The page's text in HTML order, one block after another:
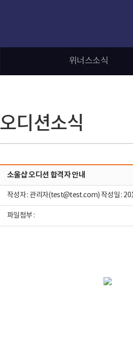
위너스소식
오디션소식
소울샵 오디션 합격자 안내
작성자 : 관리자(test@test.com) 작성일 :
파일첨부 :